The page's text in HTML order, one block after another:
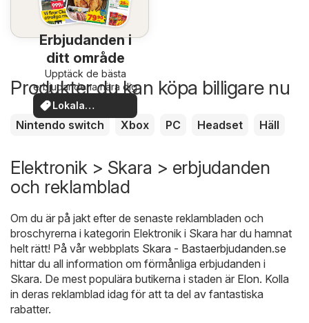
Erbjudanden i
ditt område
Upptäck de bästa
erbjudandena nära dig
Lokala
erbjudanden
Produkter du kan köpa billigare nu
Nintendo switch Xbox PC Headset Häll
Elektronik > Skara > erbjudanden
och reklamblad
Om du är på jakt efter de senaste reklambladen och
broschyrerna i kategorin Elektronik i Skara har du hamnat
helt rätt! På vår webbplats Skara - Bastaerbjudanden.se
hittar du all information om förmånliga erbjudanden i
Skara. De mest populära butikerna i staden är Elon. Kolla
in deras reklamblad idag för att ta del av fantastiska
rabatter.